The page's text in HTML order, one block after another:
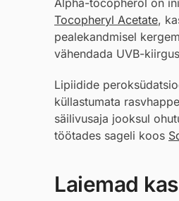
Alpha-tocopherol on
Tocopheryl Acetate,
pealekandmisel
vähendada UVB-
Lipiidide
küllastumata
säilivusaja jooksul
töötades sageli koos
Laiemad